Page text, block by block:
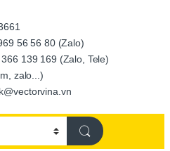
56 56 80 (Zalo)
139 169 (Zalo, Tele)
zalo...)